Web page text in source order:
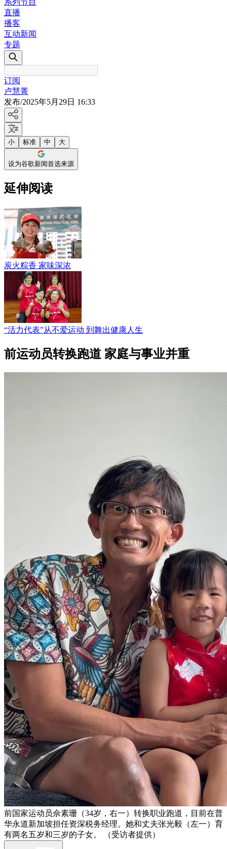
系列节目
直播
播客
互动新闻
专题
订阅
卢慧菁
发布/2025年5月29日 16:33
小 标准 中 大
设为谷歌新闻首选来源
延伸阅读
炭火粽香 家味深浓
“活力代表”从不爱运动 到舞出健康人生
前运动员转换跑道 家庭与事业并重
前国家运动员佘素珊（34岁，右一）转换职业跑道，目前在普
华永道新加坡担任资深税务经理。她和丈夫张光毅（左一）育
有两名五岁和三岁的子女。 （受访者提供）